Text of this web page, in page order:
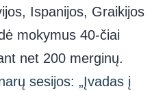
Ispanijos, Graikijos
mokymus 40-čiai
net 200 merginų.
sesijos: „Įvadas į